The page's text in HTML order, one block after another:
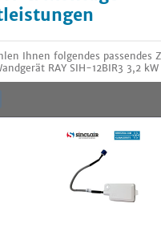
Ihnen folgendes passendes
RAY SIH-12BIR3 3,2